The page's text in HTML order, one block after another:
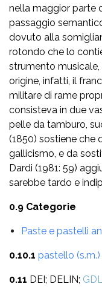
nella maggior parte
passaggio semantico
dovuto alla
rotondo che lo
strumento
origine, infatti, il
militare di rame
consisteva in due
pelle da tamburo,
(1850) sostiene che
gallicismo, e da
Dardi (1981: 59)
sarebbe tardo e
0.9 Categorie
Paste e pastelli
0.10.1 pastello (s.m.)
0.11 DEI; DELIN;